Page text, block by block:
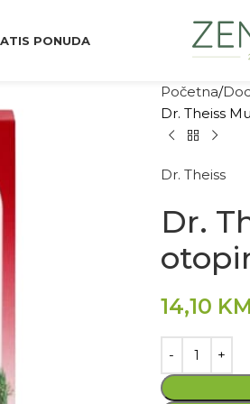
PONUDA
Početna
Dr. Theiss
Dr. Theiss
Dr.
14,10 KM